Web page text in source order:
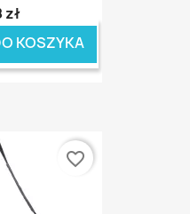
zł
KOSZYKA
favorite_border